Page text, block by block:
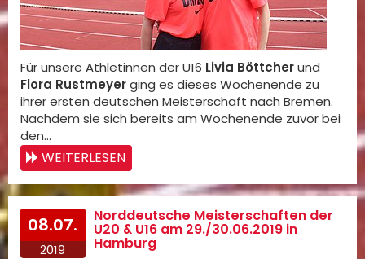
Für unsere Athletinnen der U16 Livia Böttcherund
Flora Rustmeyerging es dieses Wochenende zu
ihrer ersten deutschen Meisterschaft nach Bremen.
Nachdem sie sich bereits am Wochenende zuvor bei
den…
WEITERLESEN
08.07.
2019
Norddeutsche Meisterschaften der
U20 & U16 am 29./30.06.2019 in
Hamburg